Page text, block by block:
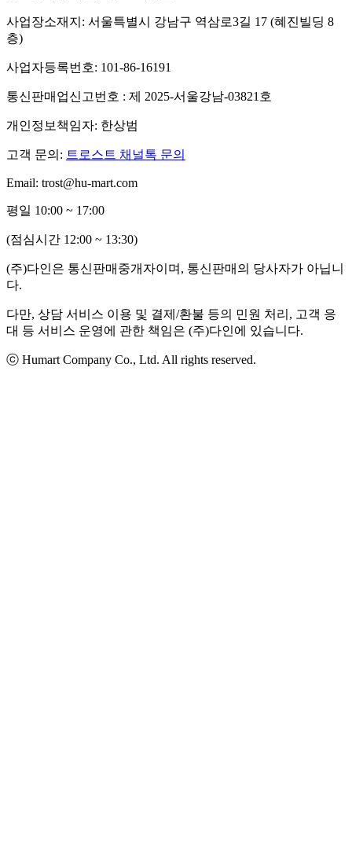
사업장소재지: 서울특별시 강남구 역삼로3길 17 (혜진빌딩 8
층)
사업자등록번호: 101-86-16191
통신판매업신고번호 : 제 2025-서울강남-03821호
개인정보책임자: 한상범
고객 문의: 트로스트 채널톡 문의
Email: trost@hu-mart.com
평일 10:00 ~ 17:00
(점심시간 12:00 ~ 13:30)
(주)다인은 통신판매중개자이며, 통신판매의 당사자가 아닙니
다.
다만, 상담 서비스 이용 및 결제/환불 등의 민원 처리, 고객 응
대 등 서비스 운영에 관한 책임은 (주)다인에 있습니다.
ⓒ Humart Company Co., Ltd. All rights reserved.